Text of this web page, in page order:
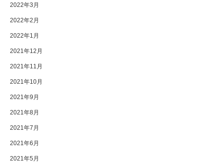
2022年3月
2022年2月
2022年1月
2021年12月
2021年11月
2021年10月
2021年9月
2021年8月
2021年7月
2021年6月
2021年5月